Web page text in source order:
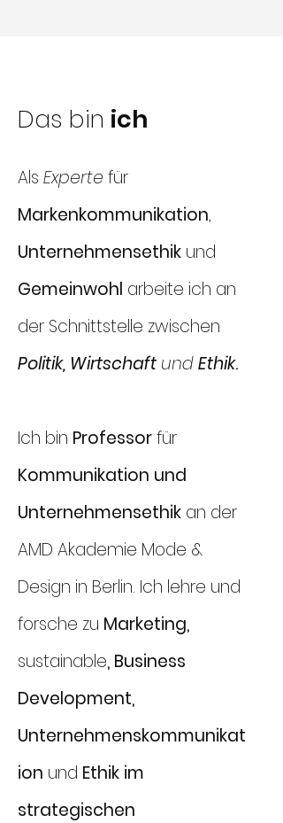
Das bin ich
Als Experte für
Markenkommunikation,
Unternehmensethik und
Gemeinwohl arbeite ich an
der Schnittstelle zwischen
Politik, Wirtschaft undEthik.
Ich bin Professorfür
Kommunikation und
Unternehmensethik an der
AMD Akademie Mode &
Design in Berlin. Ich lehre und
forsche zu Marketing,
sustainable, Business
Development,
Unternehmenskommunikat
ion und Ethik im
strategischen